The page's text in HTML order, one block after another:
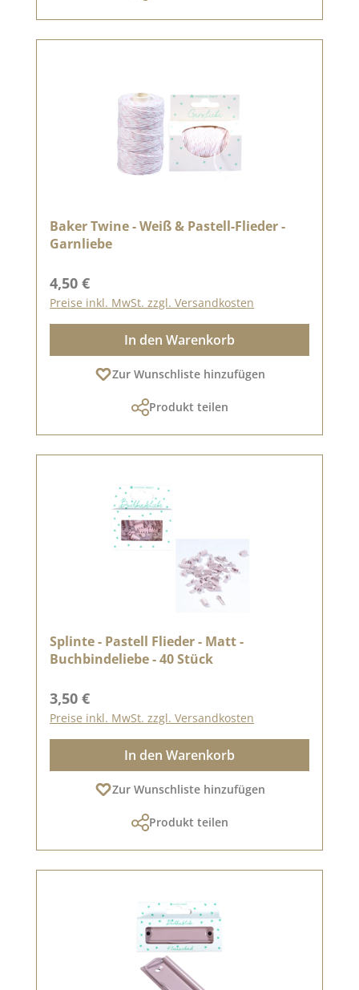
Baker Twine - Weiß & Pastell-Flieder -
Garnliebe
Regulärer Preis:
4,50 €
Preise inkl. MwSt. zzgl. Versandkosten
In den Warenkorb
Zur Wunschliste hinzufügen
Produkt teilen
Splinte - Pastell Flieder - Matt -
Buchbindeliebe - 40 Stück
Regulärer Preis:
3,50 €
Preise inkl. MwSt. zzgl. Versandkosten
In den Warenkorb
Zur Wunschliste hinzufügen
Produkt teilen